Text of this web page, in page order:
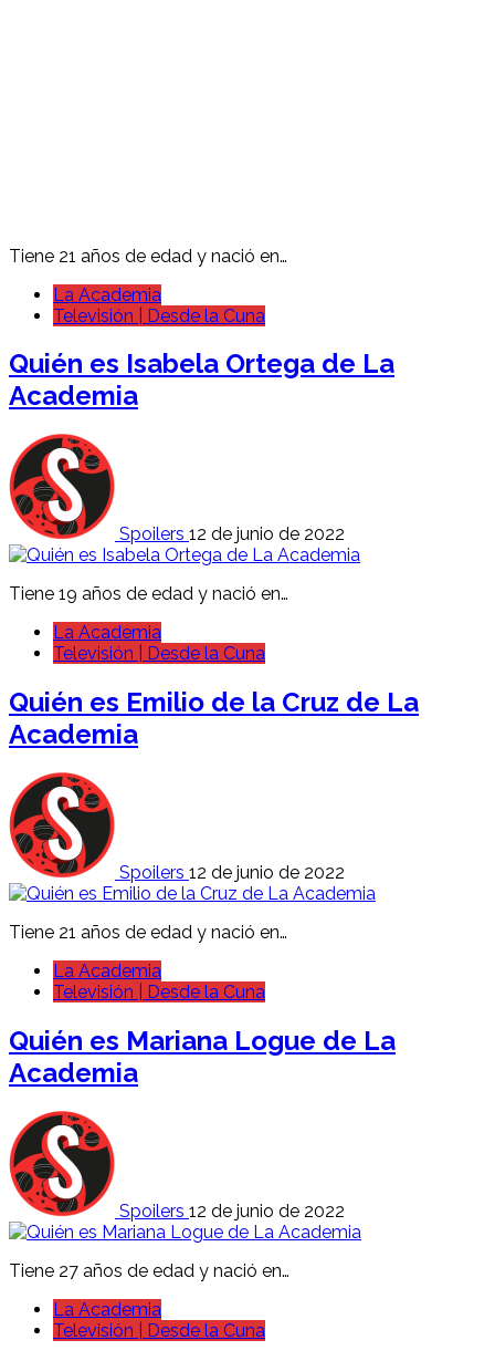
Tiene 21 años de edad y nació en…
La Academia
Televisión | Desde la Cuna
Quién es Isabela Ortega de La
Academia
Spoilers 12 de junio de 2022
Tiene 19 años de edad y nació en…
La Academia
Televisión | Desde la Cuna
Quién es Emilio de la Cruz de La
Academia
Spoilers 12 de junio de 2022
Tiene 21 años de edad y nació en…
La Academia
Televisión | Desde la Cuna
Quién es Mariana Logue de La
Academia
Spoilers 12 de junio de 2022
Tiene 27 años de edad y nació en…
La Academia
Televisión | Desde la Cuna